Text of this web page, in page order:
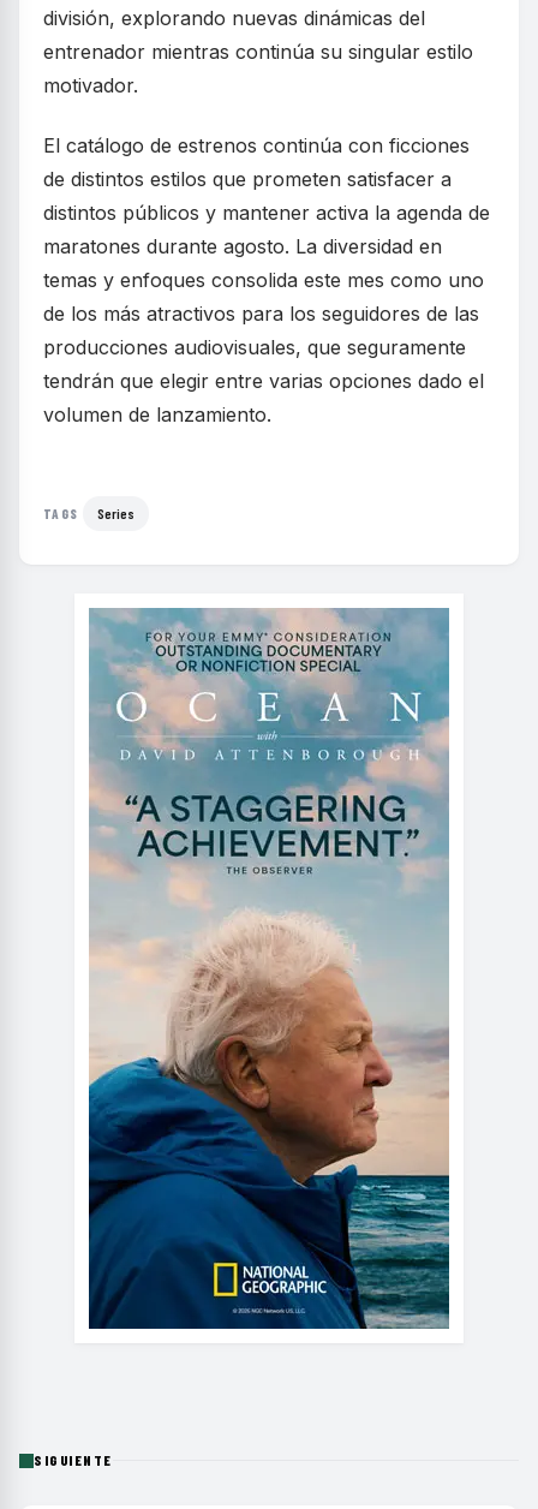
división, explorando nuevas dinámicas del
entrenador mientras continúa su singular estilo
motivador.
El catálogo de estrenos continúa con ficciones
de distintos estilos que prometen satisfacer a
distintos públicos y mantener activa la agenda de
maratones durante agosto. La diversidad en
temas y enfoques consolida este mes como uno
de los más atractivos para los seguidores de las
producciones audiovisuales, que seguramente
tendrán que elegir entre varias opciones dado el
volumen de lanzamiento.
TAGS Series
SIGUIENTE